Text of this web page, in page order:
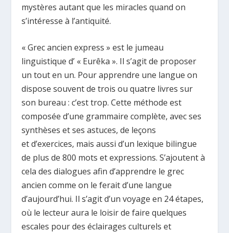
mystères autant que les miracles quand on
s’intéresse à l’antiquité.
« Grec ancien express » est le jumeau
linguistique d’ « Eurêka ». Il s’agit de proposer
un tout en un. Pour apprendre une langue on
dispose souvent de trois ou quatre livres sur
son bureau : c’est trop. Cette méthode est
composée d’une grammaire complète, avec ses
synthèses et ses astuces, de leçons
et d’exercices, mais aussi d’un lexique bilingue
de plus de 800 mots et expressions. S’ajoutent à
cela des dialogues afin d’apprendre le grec
ancien comme on le ferait d’une langue
d’aujourd’hui. Il s’agit d’un voyage en 24 étapes,
où le lecteur aura le loisir de faire quelques
escales pour des éclairages culturels et